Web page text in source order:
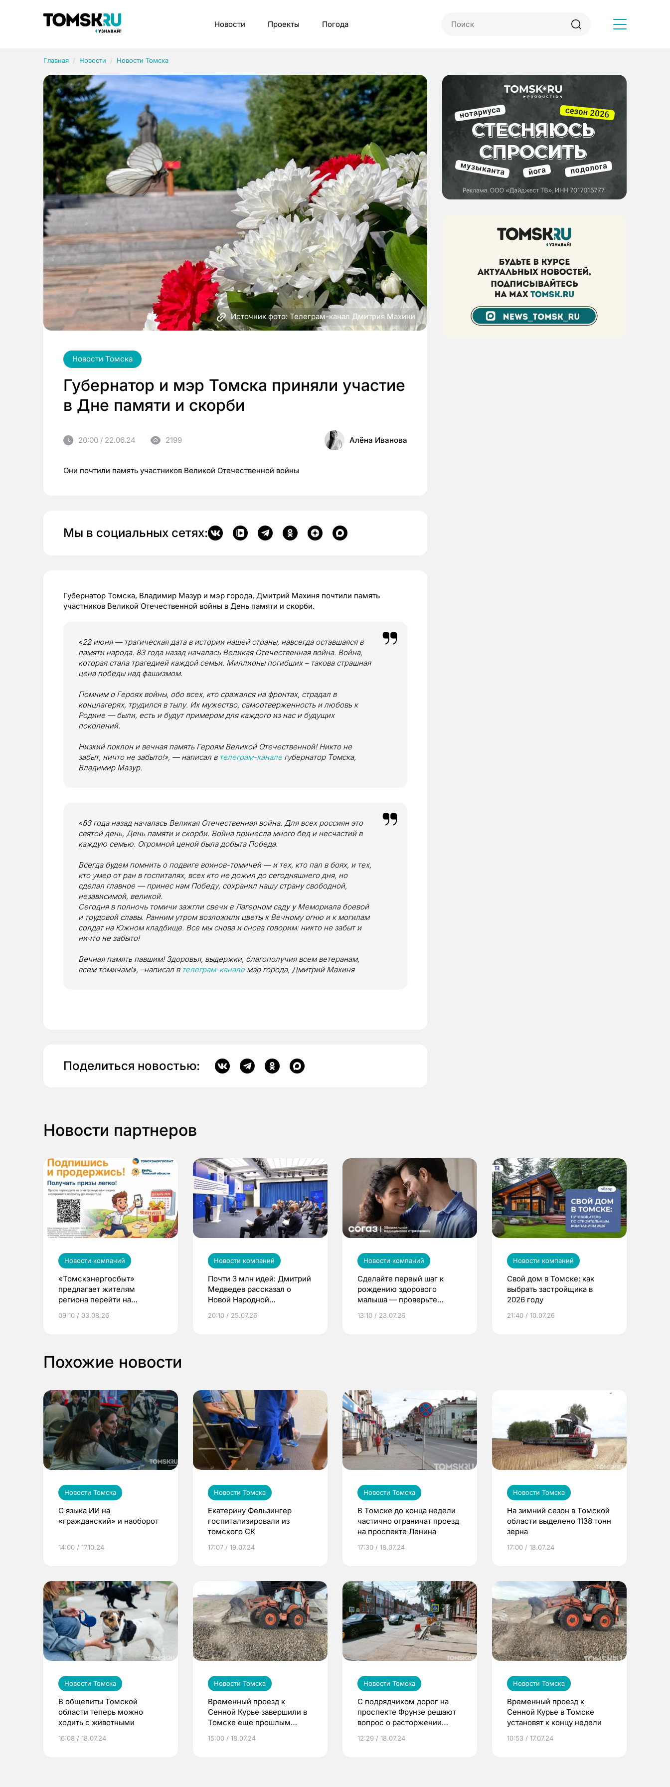
Новости Проекты Погода
Главная Новости Новости Томска
Источник фото: Телеграм-канал Дмитрия Махини
Новости Томска
Губернатор и мэр Томска приняли участие
в Дне памяти и скорби
20:00 / 22.06.24 2199 Алёна Иванова
Они почтили память участников Великой Отечественной войны
Мы в социальных сетях:
Губернатор Томска, Владимир Мазур и мэр города, Дмитрий Махиня почтили память
участников Великой Отечественной войны в День памяти и скорби.
«22 июня — трагическая дата в истории нашей страны, навсегда оставшаяся в
памяти народа. 83 года назад началась Великая Отечественная война. Война,
которая стала трагедией каждой семьи. Миллионы погибших – такова страшная
цена победы над фашизмом.
Помним о Героях войны, обо всех, кто сражался на фронтах, страдал в
концлагерях, трудился в тылу. Их мужество, самоотверженность и любовь к
Родине — были, есть и будут примером для каждого из нас и будущих
поколений.
Низкий поклон и вечная память Героям Великой Отечественной! Никто не
забыт, ничто не забыто!», — написал в телеграм-каналегубернатор Томска,
Владимир Мазур.
«83 года назад началась Великая Отечественная война. Для всех россиян это
святой день, День памяти и скорби. Война принесла много бед и несчастий в
каждую семью. Огромной ценой была добыта Победа.
Всегда будем помнить о подвиге воинов-томичей — и тех, кто пал в боях, и тех,
кто умер от ран в госпиталях, всех кто не дожил до сегодняшнего дня, но
сделал главное — принес нам Победу, сохранил нашу страну свободной,
независимой, великой.
Сегодня в полночь томичи зажгли свечи в Лагерном саду у Мемориала боевой
и трудовой славы. Ранним утром возложили цветы к Вечному огню и к могилам
солдат на Южном кладбище. Все мы снова и снова говорим: никто не забыт и
ничто не забыто!
Вечная память павшим! Здоровья, выдержки, благополучия всем ветеранам,
всем томичам!», –написал в телеграм-каналемэр города, Дмитрий Махиня
Поделиться новостью:
Новости партнеров
Новости компаний
«Томскэнергосбыт»
предлагает жителям
региона перейти на
выиграть призы
09:10 / 03.08.26
Новости компаний
Почти 3 млн идей: Дмитрий
Медведев рассказал о
Новой Народной
20:10 / 25.07.26
Новости компаний
Сделайте первый шаг к
рождению здорового
малыша — проверьте
по ОМС!
13:10 / 23.07.26
Новости компаний
Свой дом в Томске: как
выбрать застройщика в
2026 году
21:40 / 10.07.26
Похожие новости
Новости Томска
С языка ИИ на
«гражданский» и наоборот
14:00 / 17.10.24
Новости Томска
Екатерину Фельзингер
госпитализировали из
томского СК
17:07 / 19.07.24
Новости Томска
В Томске до конца недели
частично ограничат проезд
на проспекте Ленина
17:30 / 18.07.24
Новости Томска
На зимний сезон в Томской
области выделено 1138 тонн
зерна
17:00 / 18.07.24
Новости Томска
В общепиты Томской
области теперь можно
ходить с животными
16:08 / 18.07.24
Новости Томска
Временный проезд к
Сенной Курье завершили в
Томске еще прошлым
15:00 / 18.07.24
Новости Томска
С подрядчиком дорог на
проспекте Фрунзе решают
вопрос о расторжении
12:29 / 18.07.24
Новости Томска
Временный проезд к
Сенной Курье в Томске
установят к концу недели
10:53 / 17.07.24
Рубрики